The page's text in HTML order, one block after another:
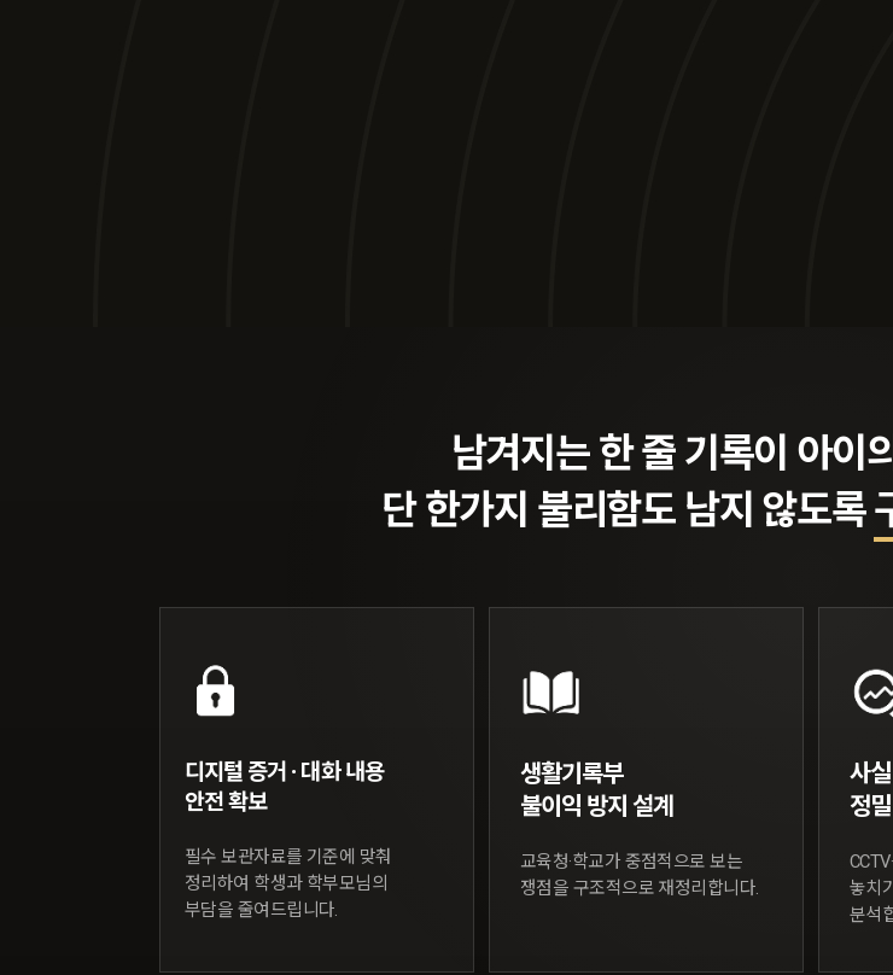
법무법인 오현 학교
자녀의 사건을 끝까
지금의 문제가 아니라
자녀의 미래가 걸린 일입니다.
한 사람의 미래를 지킨다는 책임감으로 대응하겠습니다.
학교폭력센터
이태수 변호사
가정법원장 역임
서울가정법원 수석부장
서울가정법원 부장판사(전문법관)
수원지방법원(안산) 및 대전지방법원 부장판사
서울고등법원 판사
남겨지는 한 줄 기록이 아이
단 한가지 불리함도 남지 않도록
디지털 증거 · 대화 내용
안전 확보
필수 보관자료를 기준에 맞춰
정리하여 학생과 학부모님의
부담을 줄여드립니다.
생활기록부
불이익 방지 설계
교육청·학교가 중점적으로 보는
쟁점을 구조적으로 재정리합니다.
사
정
놓치
분석